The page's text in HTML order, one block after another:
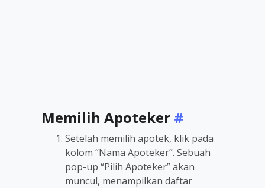
Memilih Apoteker #
Setelah memilih apotek, klik pada
kolom “Nama Apoteker”. Sebuah
pop-up “Pilih Apoteker” akan
muncul, menampilkan daftar